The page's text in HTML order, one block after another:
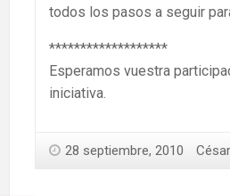
todos los pasos a seguir
*******************
Esperamos vuestra
iniciativa.
28 septiembre, 2010 César